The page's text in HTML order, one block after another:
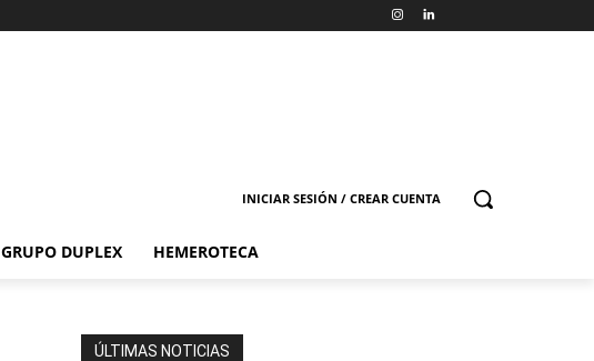
INICIAR SESIÓN / CREAR CUENTA
GRUPO DUPLEX HEMEROTECA
ÚLTIMAS NOTICIAS